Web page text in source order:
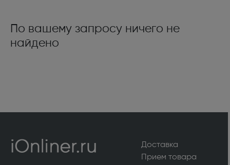
По вашему запросу ничего не
найдено
Доставка
Прием товара